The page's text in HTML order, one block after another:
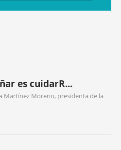
es cuidarR...
Martínez Moreno, presidenta de la